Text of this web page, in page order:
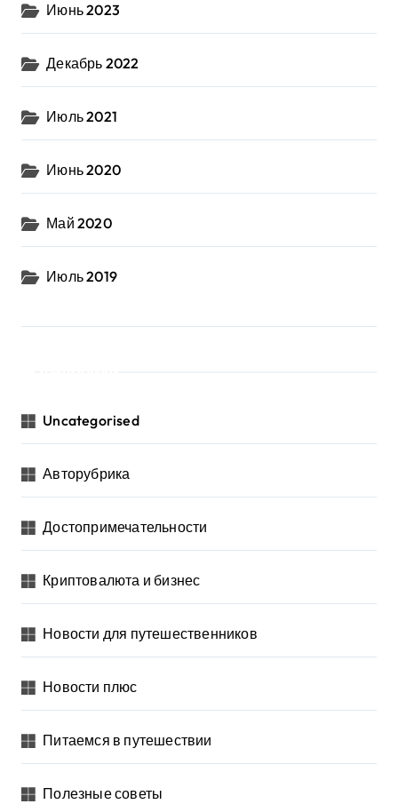
Июнь 2023
Декабрь 2022
Июль 2021
Июнь 2020
Май 2020
Июль 2019
Uncategorised
Авторубрика
Достопримечательности
Криптовалюта и бизнес
Новости для путешественников
Новости плюс
Питаемся в путешествии
Полезные советы